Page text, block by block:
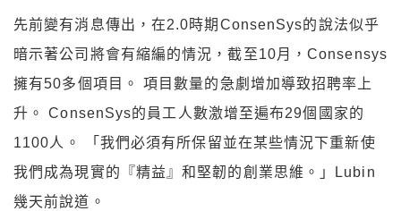
先前變有消息傳出，在2.0時期ConsenSys的說法似乎
暗示著公司將會有縮編的情況，截至10月，Consensys
擁有50多個項目。 項目數量的急劇增加導致招聘率上
升。 ConsenSys的員工人數激增至遍布29個國家的
1100人。 「我們必須有所保留並在某些情況下重新使
我們成為現實的『精益』和堅韌的創業思維。」Lubin
幾天前說道。